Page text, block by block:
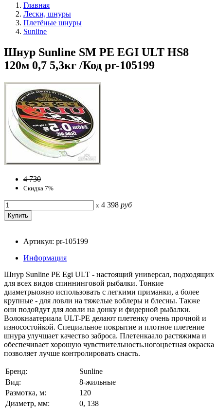
Главная
Лески, шнуры
Плетёные шнуры
Sunline
Шнур Sunline SM PE EGI ULT HS8
120м 0,7 5,3кг /Код pr-105199
4 730
Скидка 7%
x 4 398 руб
Артикул: pr-105199
Информация
Шнур Sunline PE Egi ULT - настоящий универсал, подходящих
для всех видов спиннинговой рыбалки. Тонкие
диаметрыожно использовать с легкими приманки, а более
крупные - для ловли на тяжелые воблеры и блесны. Также
они подойдут для ловли на донку и фидерной рыбалки.
Волокнаатериала ULT-PE делают плетенку очень прочной и
износостойкой. Специальное покрытие и плотное плетение
шнура улучшает качество заброса. Плетенкаало растяжима и
обеспечивает хорошую чувствительность.ногоцветная окраска
позволяет лучше контролировать снасть.
Бренд:
Sunline
Вид:
8-жильные
Размотка, м:
120
Диаметр, мм:
0, 138